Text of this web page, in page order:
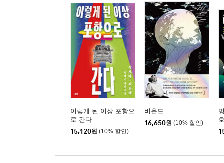
이렇게 된 이상 포항으
로 간다
15,120원 (10% 할인)
비욘드
16,650원 (10% 할인)